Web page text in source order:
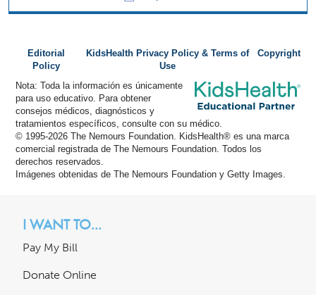
Editorial
Policy
KidsHealth Privacy Policy & Terms of
Use
Copyright
Nota: Toda la información es únicamente
para uso educativo. Para obtener
consejos médicos, diagnósticos y
tratamientos específicos, consulte con su médico.
© 1995-2026 The Nemours Foundation. KidsHealth® es una marca
comercial registrada de The Nemours Foundation. Todos los
derechos reservados.
Imágenes obtenidas de The Nemours Foundation y Getty Images.
I WANT TO...
Pay My Bill
Donate Online